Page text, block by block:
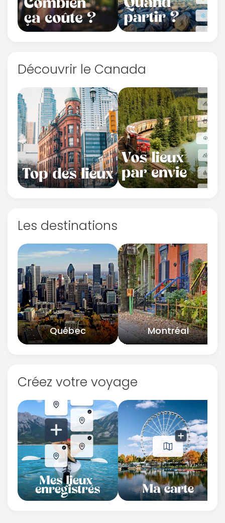
Découvrir le Canada
Les destinations
Québec Montréal
Créez votre voyage